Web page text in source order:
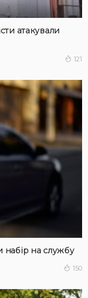
атакували
121
набір на службу
150